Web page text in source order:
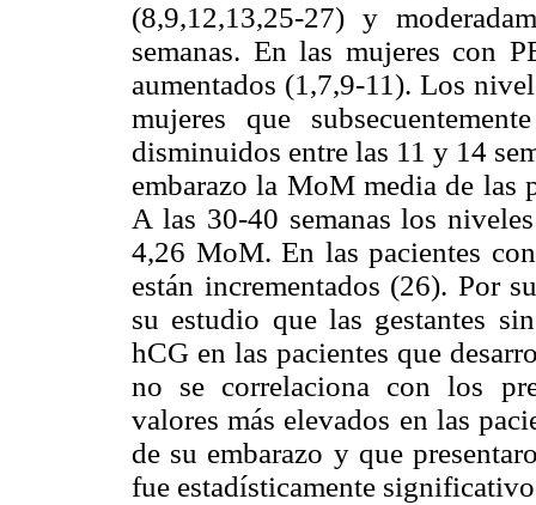
(8,9,12,13,25-27) y
semanas. En las mujeres con
aumentados (1,7,9-11). Los
mujeres que
disminuidos entre las 11 y 14
embarazo la MoM media de las
A las 30-40 semanas los
4,26 MoM. En las pacientes
están incrementados (26). Por
su estudio que las gestantes
hCG en las pacientes que
no se correlaciona con los
valores más elevados en las
de su embarazo y que
fue estadísticamente